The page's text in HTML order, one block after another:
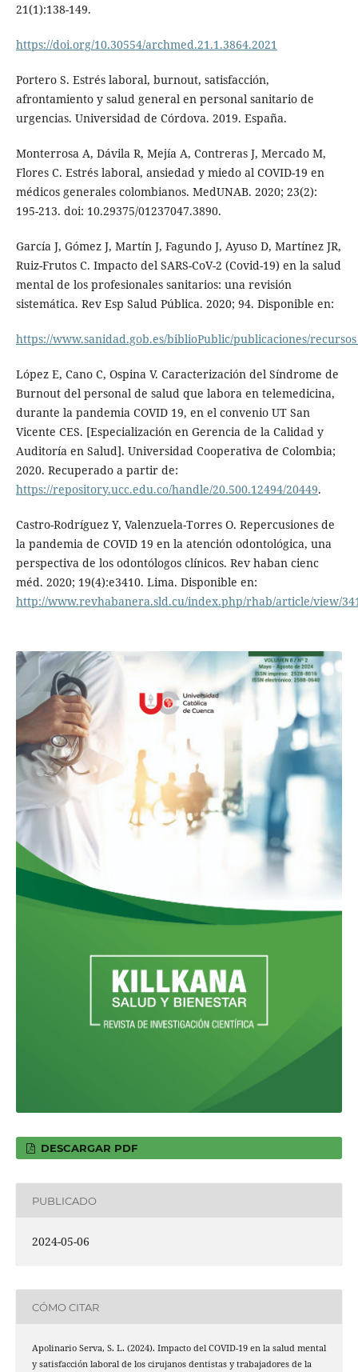
21(1):138-149.
https://doi.org/10.30554/archmed.21.1.3864.2021
Portero S. Estrés laboral, burnout, satisfacción,
afrontamiento y salud general en personal sanitario de
urgencias. Universidad de Córdova. 2019. España.
Monterrosa A, Dávila R, Mejía A, Contreras J, Mercado M,
Flores C. Estrés laboral, ansiedad y miedo al COVID-19 en
médicos generales colombianos. MedUNAB. 2020; 23(2):
195-213. doi: 10.29375/01237047.3890.
García J, Gómez J, Martín J, Fagundo J, Ayuso D, Martínez JR,
Ruiz-Frutos C. Impacto del SARS-CoV-2 (Covid-19) en la salud
mental de los profesionales sanitarios: una revisión
sistemática. Rev Esp Salud Pública. 2020; 94. Disponible en:
https://www.sanidad.gob.es/biblioPublic/publicaciones/
López E, Cano C, Ospina V. Caracterización del Síndrome de
Burnout del personal de salud que labora en telemedicina,
durante la pandemia COVID 19, en el convenio UT San
Vicente CES. [Especialización en Gerencia de la Calidad y
Auditoría en Salud]. Universidad Cooperativa de Colombia;
2020. Recuperado a partir de:
https://repository.ucc.edu.co/handle/20.500.12494/20449.
Castro-Rodríguez Y, Valenzuela-Torres O. Repercusiones de
la pandemia de COVID 19 en la atención odontológica, una
perspectiva de los odontólogos clínicos. Rev haban cienc
méd. 2020; 19(4):e3410. Lima. Disponible en:
http://www.revhabanera.sld.cu/index.php/rhab/article/view/
DESCARGAR PDF
PUBLICADO
2024-05-06
CÓMO CITAR
Apolinario Serva, S. L. (2024). Impacto del COVID-19 en la salud mental
y satisfacción laboral de los cirujanos dentistas y trabajadores de la